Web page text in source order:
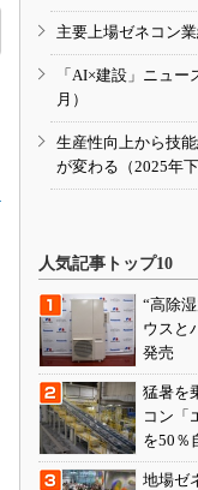
主要上場ゼネコン
「AI×建設」ニュー
月）
生産性向上から技
が変わる（2025年下
人気記事トップ10
“高除
ウスと
発売
猛暑を
コン「
を50％
地場ゼ